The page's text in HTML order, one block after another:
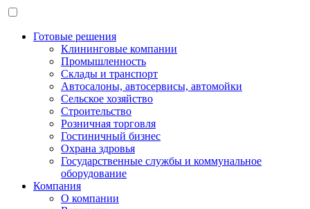
Готовые решения
Клининговые компании
Промышленность
Склады и транспорт
Автосалоны, автосервисы, автомойки
Сельское хозяйство
Строительство
Розничная торговля
Гостиничный бизнес
Охрана здровья
Государственные службы и коммунальное
оборудование
Компания
О компании